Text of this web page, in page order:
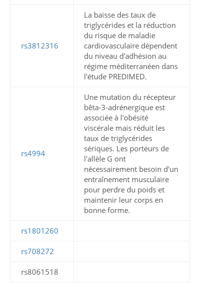
rs3812316
La baisse des taux de
triglycérides et la réduction
du risque de maladie
cardiovasculaire dépendent
du niveau d'adhésion au
régime méditerranéen dans
l'étude PREDIMED.
rs4994
Une mutation du récepteur
bêta-3-adrénergique est
associée à l'obésité
viscérale mais réduit les
taux de triglycérides
sériques. Les porteurs de
l'allèle G ont
nécessairement besoin d'un
entraînement musculaire
pour perdre du poids et
maintenir leur corps en
bonne forme.
rs1801260
rs708272
rs8061518